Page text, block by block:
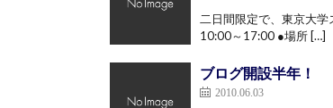
二日間限定で、東京大
10:00～17:00 ●場所 […]
ブログ開設半年！
2010.06.03